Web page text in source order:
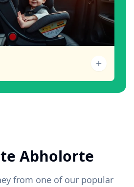
Abholorte
from one of our popular